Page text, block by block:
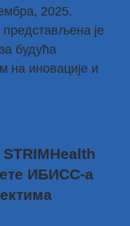
2025.
представљена је
будућа
на иновације и
ИБИСС-a